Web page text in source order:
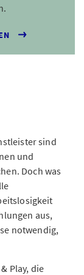
sind
und
Doch was
aus,
notwendig,
Play, die